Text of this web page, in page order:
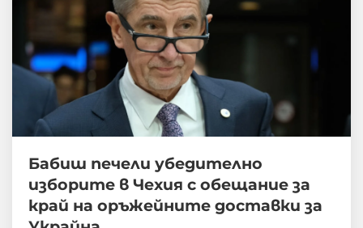
Бабиш печели убедително
изборите в Чехия с обещание за
край на оръжейните доставки за